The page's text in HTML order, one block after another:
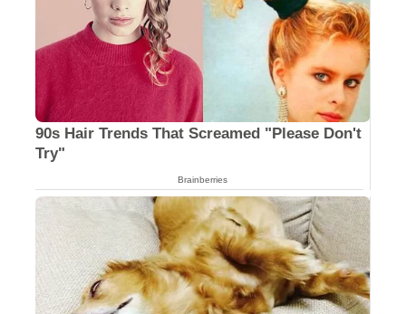
90s Hair Trends That Screamed "Please Don't
Try"
Brainberries